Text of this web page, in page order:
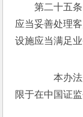
第二十五条
应当妥善处理
设施应当满足业
本办法
限于在中国证